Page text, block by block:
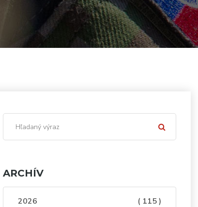
ARCHÍV
2026 ( 115 )